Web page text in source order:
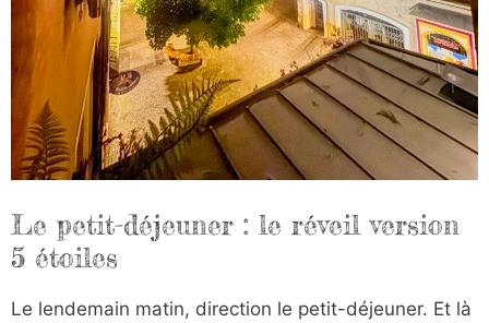
Le petit-déjeuner : le réveil version
5 étoiles
Le lendemain matin, direction le petit-déjeuner. Et là